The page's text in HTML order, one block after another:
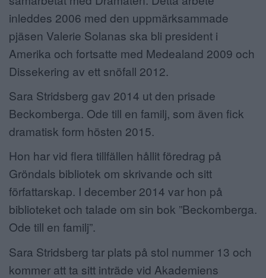
inleddes 2006 med den uppmärksammade
pjäsen Valerie Solanas ska bli president i
Amerika och fortsatte med Medealand 2009 och
Dissekering av ett snöfall 2012.
Sara Stridsberg gav 2014 ut den prisade
Beckomberga. Ode till en familj, som även fick
dramatisk form hösten 2015.
Hon har vid flera tillfällen hållit föredrag på
Gröndals bibliotek om skrivande och sitt
författarskap. I december 2014 var hon på
biblioteket och talade om sin bok ”Beckomberga.
Ode till en familj”.
Sara Stridsberg tar plats på stol nummer 13 och
kommer att ta sitt inträde vid Akademiens